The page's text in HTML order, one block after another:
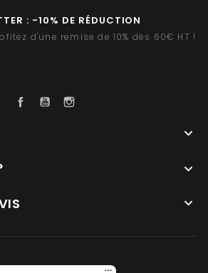
: -10% DE RÉDUCTION
d'une remise de 10% dès 60€ HT !
FacebookYouTube


